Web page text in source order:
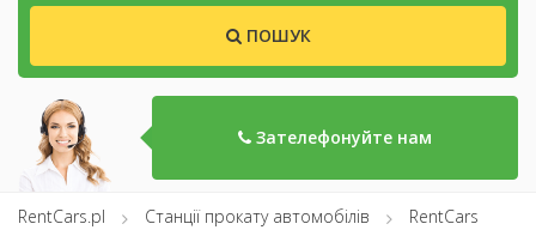
ПОШУК
Зателефонуйте нам
RentCars.pl Станції прокату автомобілів RentCars